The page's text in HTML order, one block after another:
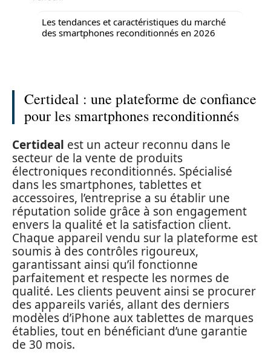
Les tendances et caractéristiques du marché
des smartphones reconditionnés en 2026
Certideal : une plateforme de confiance
pour les smartphones reconditionnés
Certideal est un acteur reconnu dans le
secteur de la vente de produits
électroniques reconditionnés. Spécialisé
dans les smartphones, tablettes et
accessoires, l’entreprise a su établir une
réputation solide grâce à son engagement
envers la qualité et la satisfaction client.
Chaque appareil vendu sur la plateforme est
soumis à des contrôles rigoureux,
garantissant ainsi qu’il fonctionne
parfaitement et respecte les normes de
qualité. Les clients peuvent ainsi se procurer
des appareils variés, allant des derniers
modèles d’iPhone aux tablettes de marques
établies, tout en bénéficiant d’une garantie
de 30 mois.